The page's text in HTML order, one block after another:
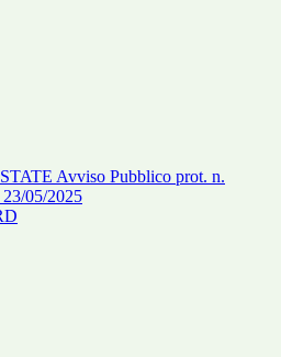
Avviso Pubblico prot. n.
05/2025